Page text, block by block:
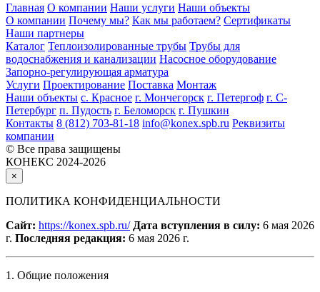
Главная О компании Наши услуги Наши объекты
О компании Почему мы? Как мы работаем? Сертификаты
Наши партнеры
Каталог Теплоизолированные трубы Трубы для
водоснабжения и канализации Насосное оборудование
Запорно-регулирующая арматура
Услуги Проектирование Поставка Монтаж
Наши объекты с. Красное г. Мончегорск г. Петергоф г. С-
Петербург п. Пудость г. Беломорск г. Пушкин
Контакты 8 (812) 703-81-18 info@konex.spb.ru Реквизиты
компании
© Все права защищены
КОНЕКС 2024-2026
×
ПОЛИТИКА КОНФИДЕНЦИАЛЬНОСТИ
Сайт: https://konex.spb.ru/ Дата вступления в силу: 6 мая 2026
г. Последняя редакция: 6 мая 2026 г.
1. Общие положения